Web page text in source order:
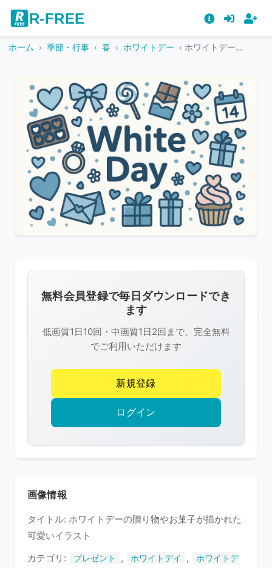
R-FREE
ホーム 季節・行事 春 ホワイトデー ホワイトデーの贈り物やお菓子が描かれた可愛いイラスト
像
は
R-
FREE
作
権
護
い
す
無料会員登録で毎日ダウンロードでき
ます
低画質1日10回・中画質1日2回まで、完全無料
でご利用いただけます
新規登録
ログイン
画像情報
タイトル: ホワイトデーの贈り物やお菓子が描かれた
可愛いイラスト
カテゴリ:
プレゼント , ホワイトデイ ,
ホワイトデ